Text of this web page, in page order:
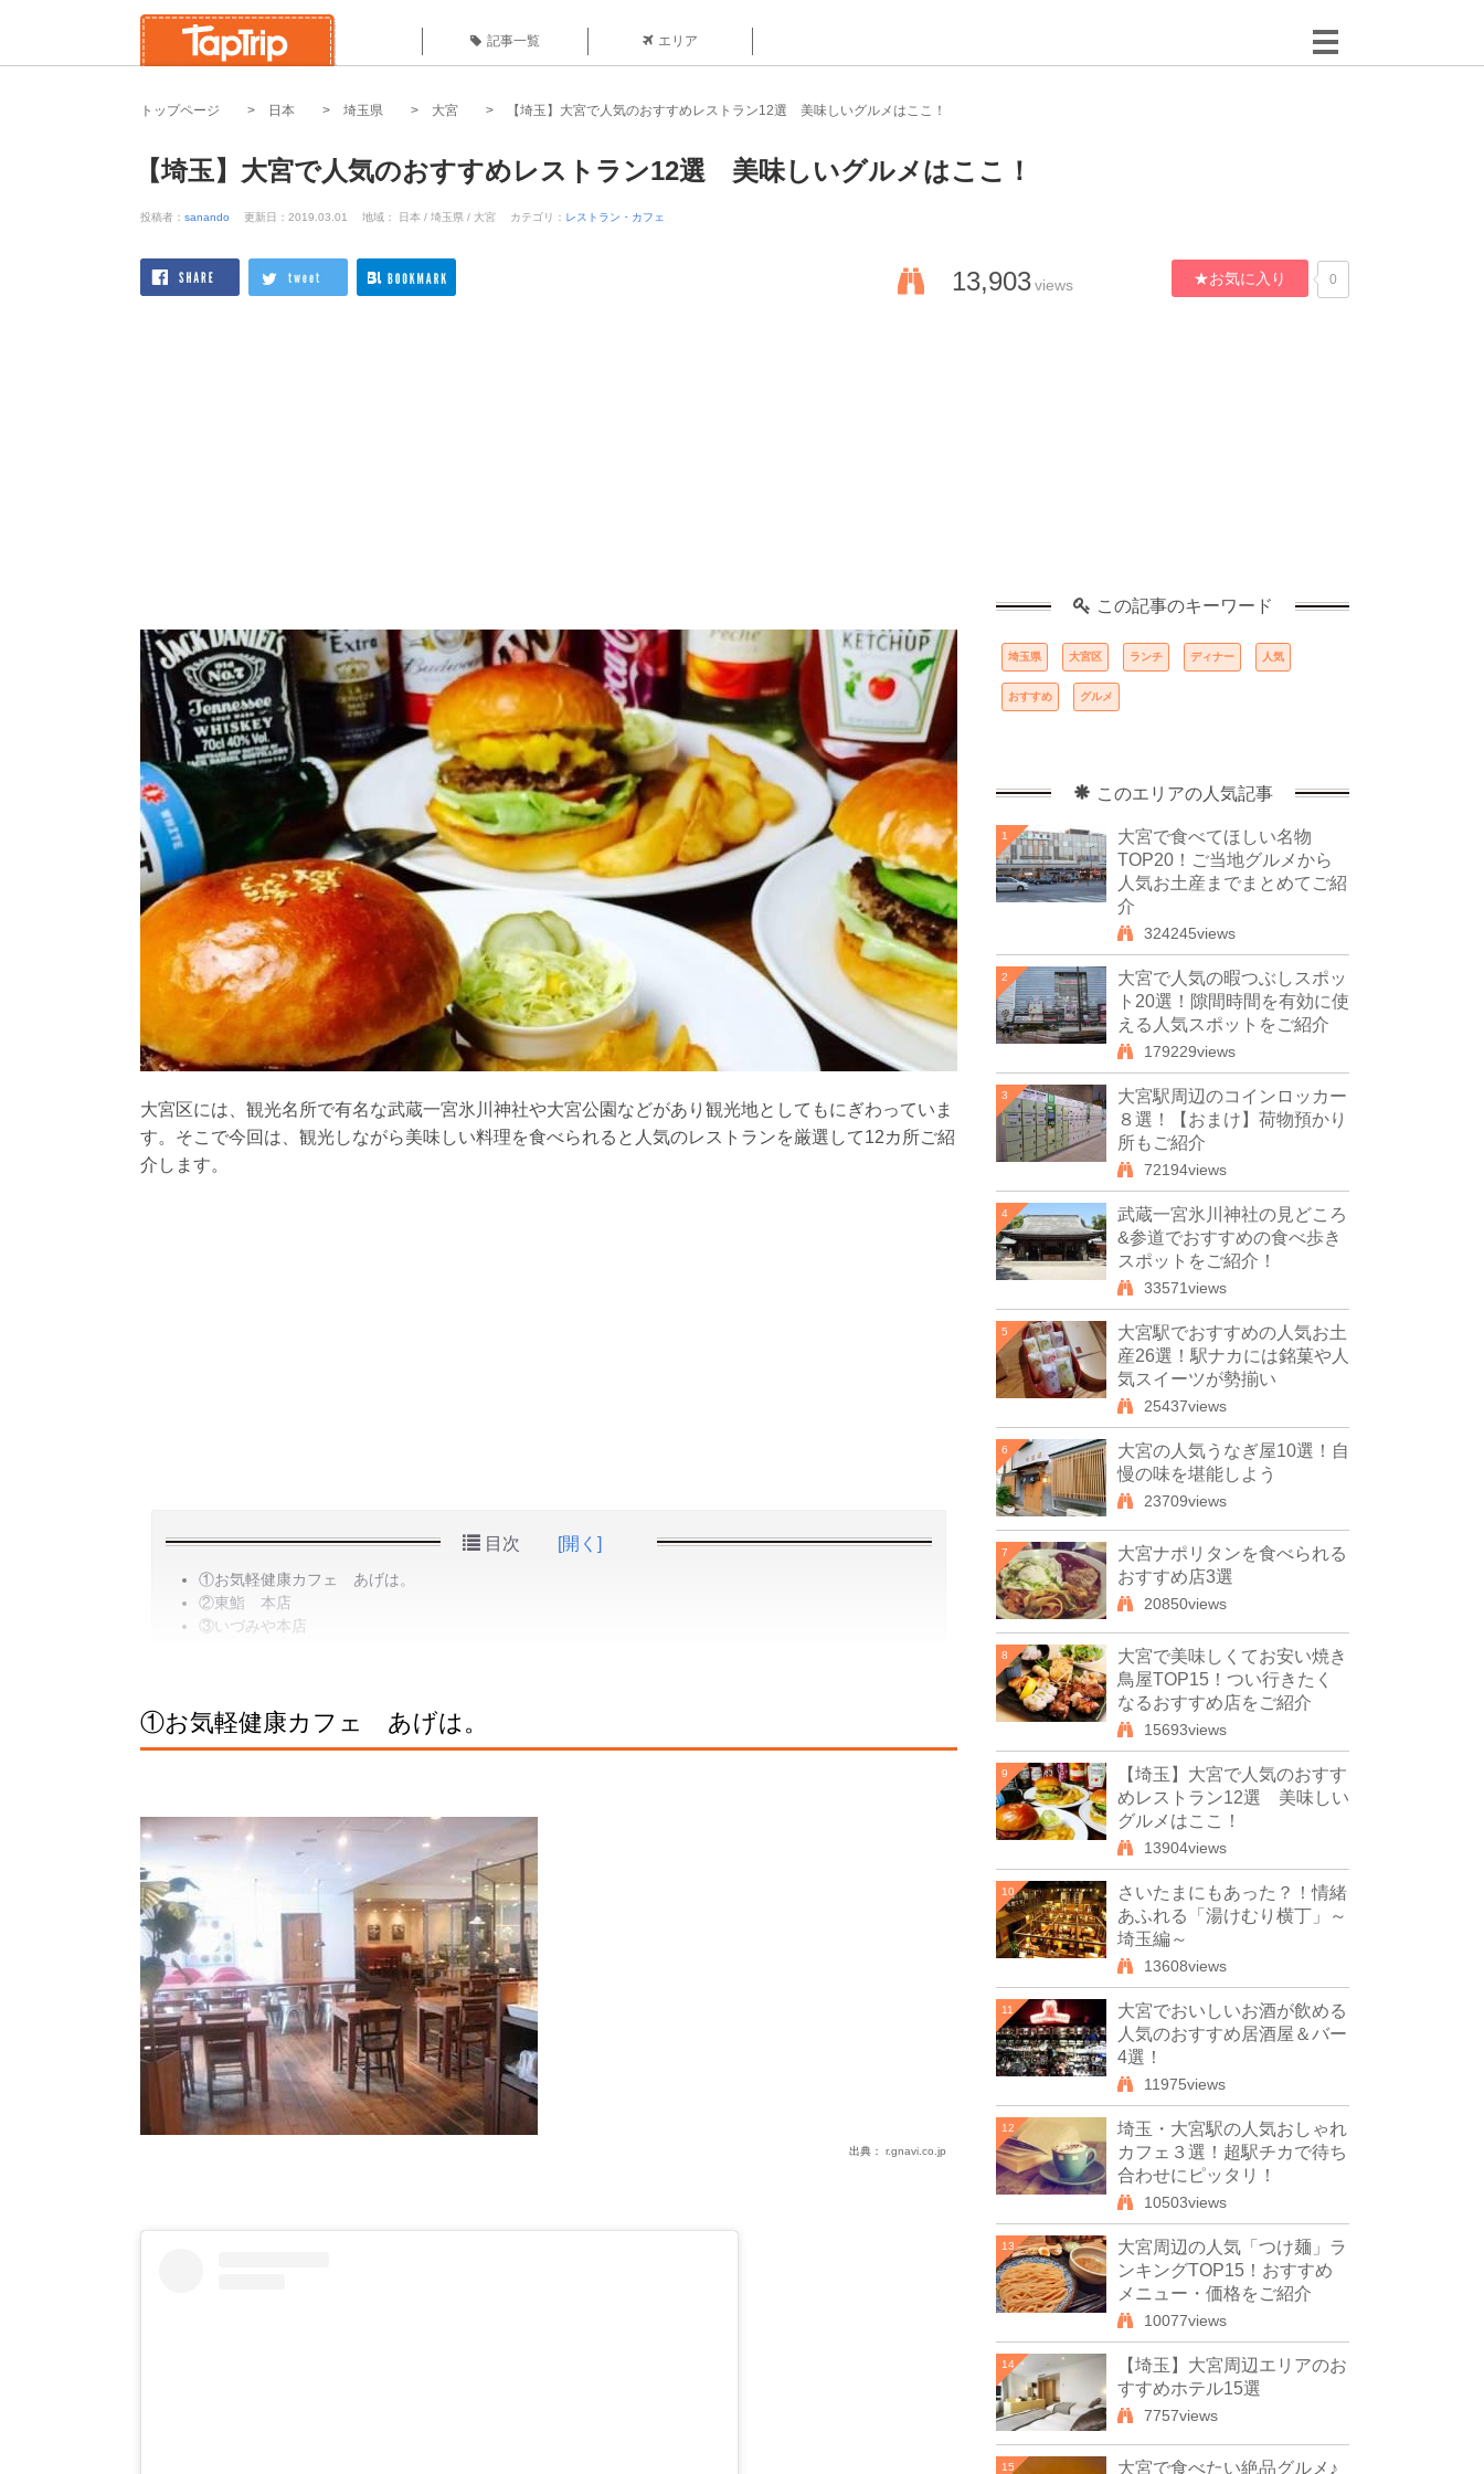
記事一覧 エリア
トップページ 日本 埼玉県 大宮 【埼玉】大宮で人気のおすすめレストラン12選 美味しいグルメはここ！
【埼玉】大宮で人気のおすすめレストラン12選 美味しいグルメはここ！
投稿者： sanando 更新日：2019.03.01 地域： 日本 / 埼玉県 / 大宮 カテゴリ： レストラン・カフェ
13,903views ★お気に入り 0
大宮区には、観光名所で有名な武蔵一宮氷川神社や大宮公園などがあり観光地としてもにぎわっていま
す。そこで今回は、観光しながら美味しい料理を食べられると人気のレストランを厳選して12カ所ご紹
介します。
目次 [開く]
①お気軽健康カフェ あげは。
②東鮨 本店
③いづみや本店
①お気軽健康カフェ あげは。
出典： r.gnavi.co.jp
この記事のキーワード
埼玉県 大宮区 ランチ ディナー 人気
おすすめ グルメ
このエリアの人気記事
1
大宮で食べてほしい名物
TOP20！ご当地グルメから
人気お土産までまとめてご紹
介
324245views
2
大宮で人気の暇つぶしスポッ
ト20選！隙間時間を有効に使
える人気スポットをご紹介
179229views
3
大宮駅周辺のコインロッカー
８選！【おまけ】荷物預かり
所もご紹介
72194views
4
武蔵一宮氷川神社の見どころ
&参道でおすすめの食べ歩き
スポットをご紹介！
33571views
5
大宮駅でおすすめの人気お土
産26選！駅ナカには銘菓や人
気スイーツが勢揃い
25437views
6
大宮の人気うなぎ屋10選！自
慢の味を堪能しよう
23709views
7
大宮ナポリタンを食べられる
おすすめ店3選
20850views
8
大宮で美味しくてお安い焼き
鳥屋TOP15！つい行きたく
なるおすすめ店をご紹介
15693views
9
【埼玉】大宮で人気のおすす
めレストラン12選 美味しい
グルメはここ！
13904views
10
さいたまにもあった？！情緒
あふれる「湯けむり横丁」～
埼玉編～
13608views
11
大宮でおいしいお酒が飲める
人気のおすすめ居酒屋＆バー
4選！
11975views
12
埼玉・大宮駅の人気おしゃれ
カフェ３選！超駅チカで待ち
合わせにピッタリ！
10503views
13
大宮周辺の人気「つけ麺」ラ
ンキングTOP15！おすすめ
メニュー・価格をご紹介
10077views
14
【埼玉】大宮周辺エリアのお
すすめホテル15選
7757views
15
大宮で食べたい絶品グルメ♪